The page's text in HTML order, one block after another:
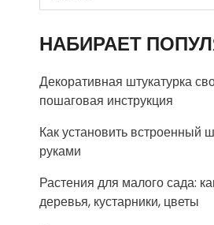
НАБИРАЕТ
Декоративная штукатурка
пошаговая инструкция
Как установить встроенный
руками
Растения для малого сада:
деревья, кустарники, цветы